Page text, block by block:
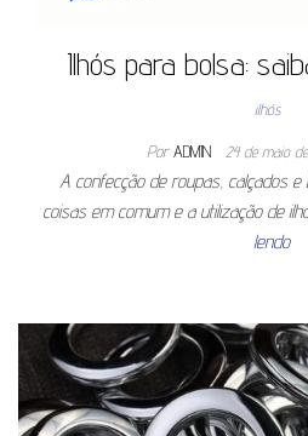
Ilhós para bolsa:
ilhós
Por ADMIN 24 de maio
A confecção de roupas, calçados
coisas em comum e a utilização de
lendo